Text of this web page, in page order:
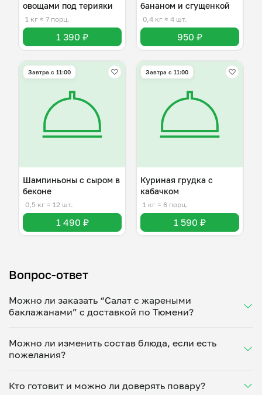
овощами под терияки
1 кг ≈ 7 порц.
1 390 ₽
бананом и сгущенкой
0,4 кг ≈ 4 шт.
950 ₽
Завтра c 11:00
Шампиньоны с сыром в
беконе
0,5 кг ≈ 12 шт.
1 490 ₽
Завтра c 11:00
Куриная грудка с
кабачком
1 кг ≈ 6 порц.
1 590 ₽
Вопрос-ответ
Можно ли заказать “Салат с жареными
баклажанами” с доставкой по Тюмени?
Укажите удобное время — и получите свежее
домашнее блюдо в большой порции прямо с плиты.
минут. Статус заказа отслеживайте в личном
кабинете, а с поваром можно связаться напрямую в
Можно ли изменить состав блюда, если есть
пожелания?
ваши предпочтения: уберет специи, снизит
Кто готовит и можно ли доверять повару?